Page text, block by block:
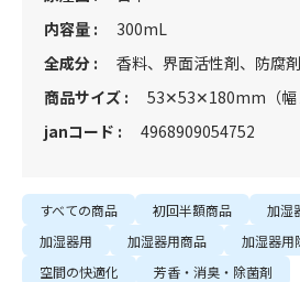
内容量 :
300mL
全成分 :
香料、界面活性剤、防腐
商品サイズ :
53✕53✕180mm（幅
janコード :
4968909054752
すべての商品 初回半額商品
加湿
加湿器用
加湿器用商品
加湿器用
空間の快適化
芳香・消臭・除菌剤